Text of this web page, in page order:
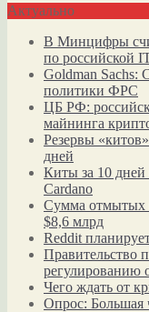
Актуально
В Минцифры
по российской
Goldman Sachs:
политики ФРС
ЦБ РФ:
майнинга
Резервы
дней
Киты за 10 дней
Cardano
Сумма отмытых
$8,6 млрд
Reddit
Правительство
регулированию
Чего ждать от
Опрос: Большая